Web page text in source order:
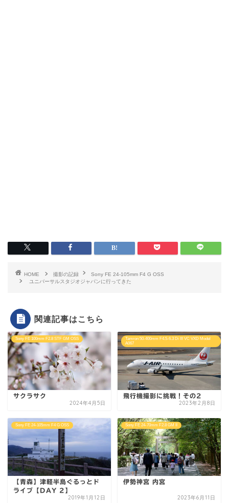
HOME 撮影の記録
Sony FE 24-105mm F4 G OSS
ユニバーサルスタジオジャパンに行ってきた
関連記事はこちら
Sony FE 100mm F2.8 STF GM OSS
サクラサク
2024年4月5日
Tamron 50-400mm F4.5-6.3 Di III VC VXD Model
A067
飛行機撮影に挑戦！その2
2023年2月8日
Sony FE 24-105mm F4 G OSS
【青森】津軽半島ぐるっとド
ライブ【DAY 2】
2019年1月12日
Sony FE 24-70mm F2.8 GM II
伊勢神宮 内宮
2023年6月11日